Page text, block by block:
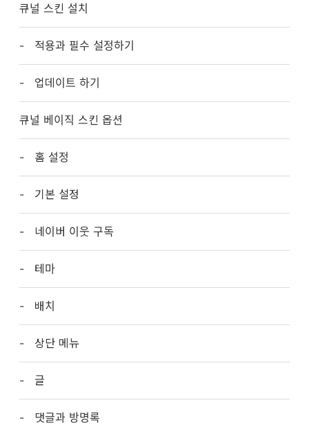
큐널 스킨 설치
적용과 필수 설정하기
업데이트 하기
큐널 베이직 스킨 옵션
홈 설정
기본 설정
네이버 이웃 구독
테마
배치
상단 메뉴
글
댓글과 방명록